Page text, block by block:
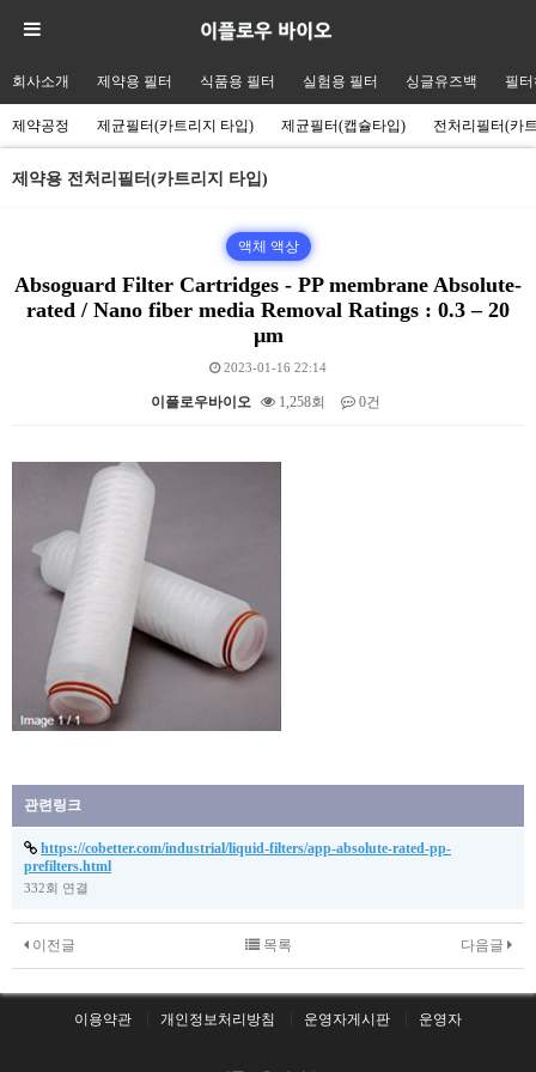
회사소개 제약용 필터 식품용 필터 실험용 필터 싱글유즈백 필
제약공정 제균필터(카트리지 타입) 제균필터(캡슐타입) 전처리필터(카
제약용 전처리필터(카트리지 타입)
액체 액상
Absoguard Filter Cartridges - PP membrane Absolute-
rated / Nano fiber media Removal Ratings : 0.3 – 20
µm
2023-01-16 22:14
이플로우바이오 1,258회 0건
본문
관련링크
https://cobetter.com/industrial/liquid-filters/app-absolute-rated-pp-
prefilters.html
332회 연결
이전글 다음글
목록
이용약관 개인정보처리방침 운영자게시판 운영자